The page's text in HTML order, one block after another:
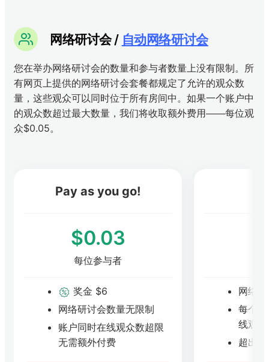
网络研讨会 / 自动网络研讨会
您在举办网络研讨会的数量和参与者数量上没有限制。所
有网页上提供的网络研讨会套餐都规定了允许的观众数
量，这些观众可以同时位于所有房间中。如果一个账户中
的观众数超过最大数量，我们将收取额外费用——每位观
众$0.05。
Pay as you go!
$0.03
每位参与者
奖金 $6
网络研讨会数量无限制
账户同时在线观众数超限
无需额外付费
网络
每个
线观众
超出